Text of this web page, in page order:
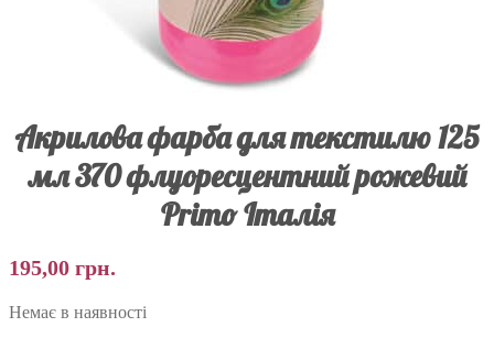
Акрилова фарба для текстилю 125
мл 370 флуоресцентний рожевий
Primo Італія
195,00 грн.
Немає в наявності